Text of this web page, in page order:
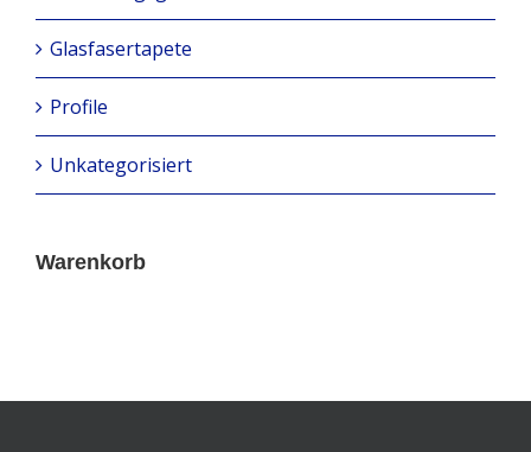
Glasfasertapete
Profile
Unkategorisiert
Warenkorb